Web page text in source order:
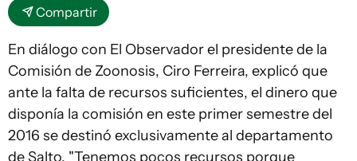
Compartir
En diálogo con El Observador el presidente de la
Comisión de Zoonosis, Ciro Ferreira, explicó que
ante la falta de recursos suficientes, el dinero que
disponía la comisión en este primer semestre del
2016 se destinó exclusivamente al departamento
de Salto. "Tenemos pocos recursos porque